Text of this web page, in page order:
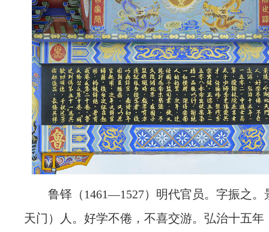
鲁铎（1461—1527）明代官员。字振之。
天门）人。好学不倦，不喜交游。弘治十五年